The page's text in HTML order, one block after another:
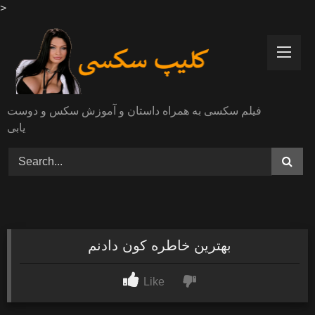
>
content
فیلم سکسی به همراه داستان و آموزش سکس و دوست
یابی
بهترین خاطره کون دادنم
Like